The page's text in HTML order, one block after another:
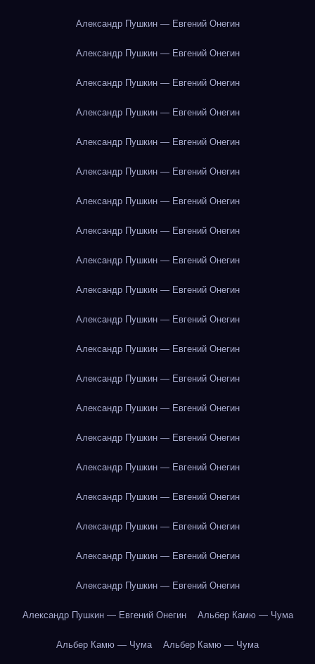
Александр Пушкин — Евгений Онегин
Александр Пушкин — Евгений Онегин
Александр Пушкин — Евгений Онегин
Александр Пушкин — Евгений Онегин
Александр Пушкин — Евгений Онегин
Александр Пушкин — Евгений Онегин
Александр Пушкин — Евгений Онегин
Александр Пушкин — Евгений Онегин
Александр Пушкин — Евгений Онегин
Александр Пушкин — Евгений Онегин
Александр Пушкин — Евгений Онегин
Александр Пушкин — Евгений Онегин
Александр Пушкин — Евгений Онегин
Александр Пушкин — Евгений Онегин
Александр Пушкин — Евгений Онегин
Александр Пушкин — Евгений Онегин
Александр Пушкин — Евгений Онегин
Александр Пушкин — Евгений Онегин
Александр Пушкин — Евгений Онегин
Александр Пушкин — Евгений Онегин
Александр Пушкин — Евгений Онегин Альбер Камю — Чума
Альбер Камю — Чума Альбер Камю — Чума